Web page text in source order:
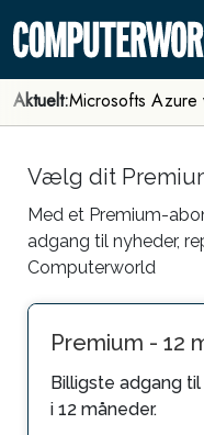
Aktuelt:Microsofts Azure
Vælg dit
Med et Premium-
adgang til nyheder,
Computerworld
Premium - 12
Billigste adgang
i 12 måneder.